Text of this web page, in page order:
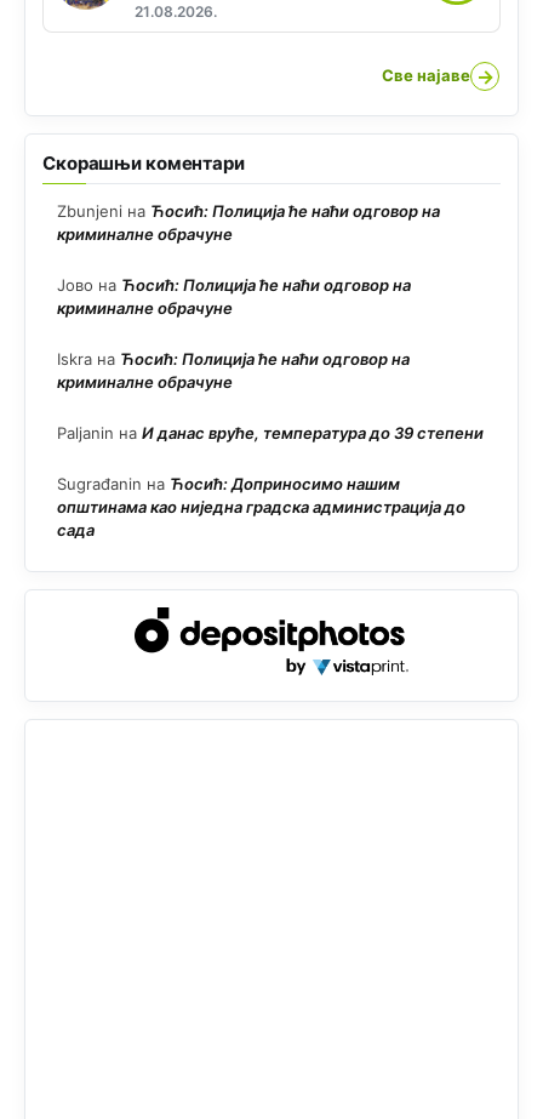
21.08.2026.
Све најаве →
Скорашњи коментари
Zbunjeni на Ћосић: Полиција ће наћи одговор на
криминалне обрачуне
Јово на Ћосић: Полиција ће наћи одговор на
криминалне обрачуне
Iskra на Ћосић: Полиција ће наћи одговор на
криминалне обрачуне
Paljanin на И данас вруће, температура до 39 степени
Sugrađanin на Ћосић: Доприносимо нашим
општинама као ниједна градска администрација до
сада